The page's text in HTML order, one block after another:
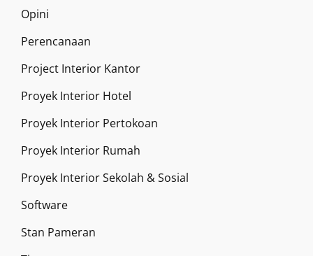
Opini
Perencanaan
Project Interior Kantor
Proyek Interior Hotel
Proyek Interior Pertokoan
Proyek Interior Rumah
Proyek Interior Sekolah & Sosial
Software
Stan Pameran